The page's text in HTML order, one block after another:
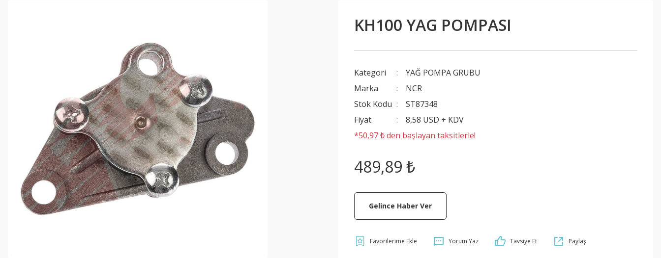
KH100 YAG POMPASI
Kategori
YAĞ POMPA GRUBU
Marka
NCR
Stok Kodu
ST87348
Fiyat
8,58 USD + KDV
*50,97 ₺ den başlayan taksitlerle!
489,89 ₺
Gelince Haber Ver
Yorum Yaz Tavsiye Et Paylaş